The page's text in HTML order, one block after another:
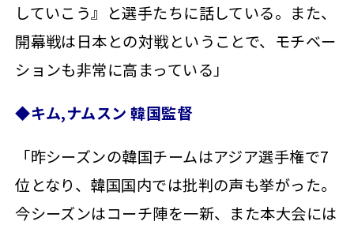
していこう』と選手たちに話している。また、
開幕戦は日本との対戦ということで、モチベー
ションも非常に高まっている」
◆キム,ナムスン 韓国監督
「昨シーズンの韓国チームはアジア選手権で7
位となり、韓国国内では批判の声も挙がった。
今シーズンはコーチ陣を一新、また本大会には